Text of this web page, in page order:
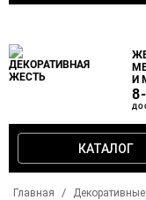
И
КАТАЛОГ
Главная